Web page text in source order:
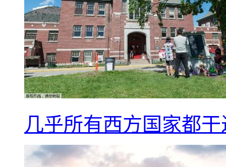
几乎所有西方国家都